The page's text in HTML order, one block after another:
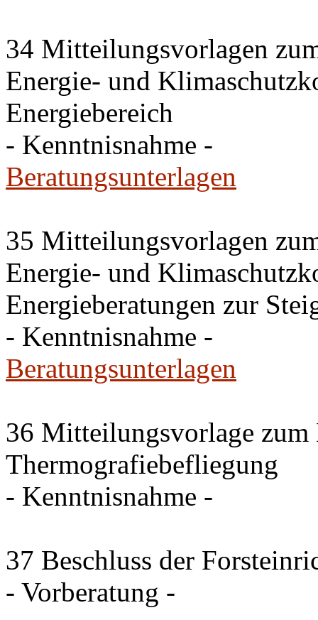
34 Mitteilungsvorlagen
Energie- und
Energiebereich
- Kenntnisnahme -
Beratungsunterlagen
35 Mitteilungsvorlagen
Energie- und
Energieberatungen zur
- Kenntnisnahme -
Beratungsunterlagen
36 Mitteilungsvorlage zum
Thermografiebefliegung
- Kenntnisnahme -
37 Beschluss der
- Vorberatung -